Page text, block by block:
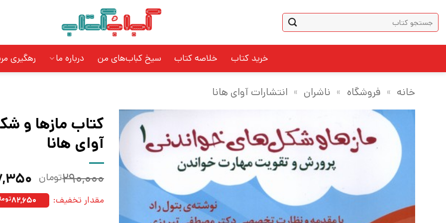
content
جستجو
برای:
خرید کتاب خلاصه کتاب سیخ کباب‌های من درباره ما رهگیری
خانه » فروشگاه » ناشران » انتشارات آوای هانا
آوای هانا
۲۹۰,۰۰۰تومان قیمت
اصلی: مقدار تخفیف: ۸۲,۶۵۰